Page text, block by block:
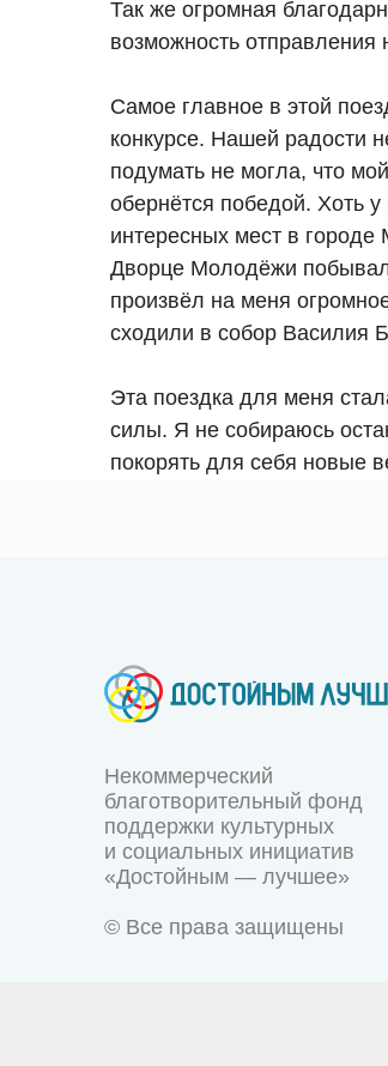
Так же огромная
возможность отправления
Самое главное в этой
конкурсе. Нашей радости
подумать не могла, что
обернётся победой. Хоть
интересных мест в
Дворце Молодëжи
произвёл на меня
сходили в собор Василия
Эта поездка для меня
силы. Я не собираюсь
покорять для себя новые
Некоммерческий
благотворительный фонд
поддержки культурных
и социальных инициатив
«Достойным — лучшее»
© Все права защищены